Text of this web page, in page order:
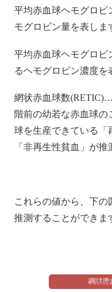
平均赤血球ヘモグロ
モグロビン量を表しま
平均赤血球ヘモグロ
るヘモグロビン濃度を
網状赤血球数
階前の幼若な赤血球
球を生産できている「
「非再生性貧血」が推
これらの値から、下
推測することができま